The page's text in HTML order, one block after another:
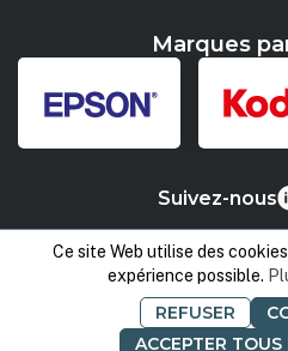
Marques
Suivez-nous
Ce site Web utilise des
expérience possible.
REFUSER
ACCEPTER TOUS